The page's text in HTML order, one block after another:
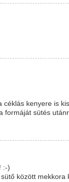
kenyere is
formáját sütés
:-)
között